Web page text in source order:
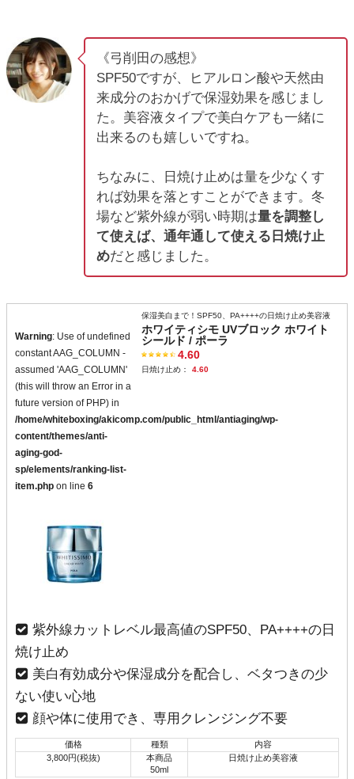
《弓削田の感想》
SPF50ですが、ヒアルロン酸や天然由
来成分のおかげで保湿効果を感じまし
た。美容液タイプで美白ケアも一緒に
出来るのも嬉しいですね。
ちなみに、日焼け止めは量を少なくす
れば効果を落とすことができます。冬
場など紫外線が弱い時期は量を調整し
て使えば、通年通して使える日焼け止
めだと感じました。
Warning: Use of undefined
constant AAG_COLUMN -
assumed 'AAG_COLUMN'
(this will throw an Error in a
future version of PHP) in
/home/whiteboxing/akicomp.com/public_html/antiaging/wp-
content/themes/anti-
aging-god-
sp/elements/ranking-list-
item.php on line 6
保湿美白まで！SPF50、PA++++の日焼け止め美容液
ホワイティシモ UVブロック ホワイト
シールド / ポーラ
4.60
日焼け止め： 4.60
紫外線カットレベル最高値のSPF50、PA++++の日
焼け止め
美白有効成分や保湿成分を配合し、ベタつきの少
ない使い心地
顔や体に使用でき、専用クレンジング不要
価格 種類
内容
3,800円(税抜)
本商品
50ml
日焼け止め美容液